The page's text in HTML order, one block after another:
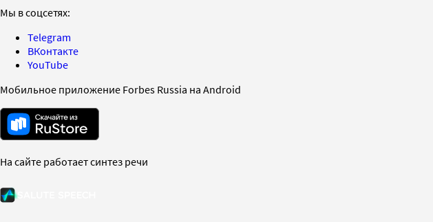
Мы в соцсетях:
Telegram
ВКонтакте
YouTube
Мобильное приложение Forbes Russia на Android
На сайте работает синтез речи